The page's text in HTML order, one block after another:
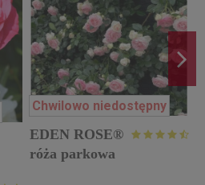
Chwilowo niedostępny
EDEN ROSE®
róża parkowa